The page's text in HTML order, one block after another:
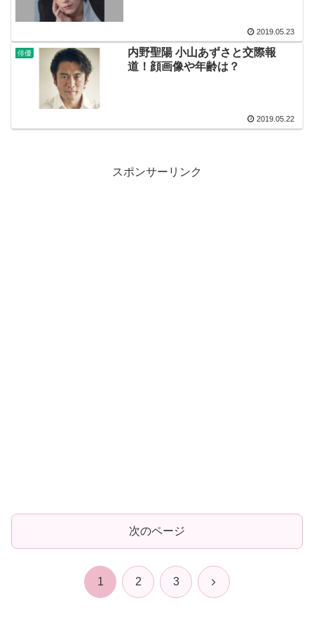
2019.05.23
俳優
内野聖陽 小山あずさと交際報
道！顔画像や年齢は？
2019.05.22
スポンサーリンク
次のページ
1 2 3 次